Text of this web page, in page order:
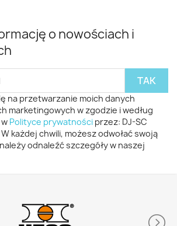
o nowościach i
na przetwarzanie moich danych
marketingowych w zgodzie i według
Polityce prywatności przez: DJ-SC
każdej chwili, możesz odwołać swoją
odnaleźć szczegóły w naszej